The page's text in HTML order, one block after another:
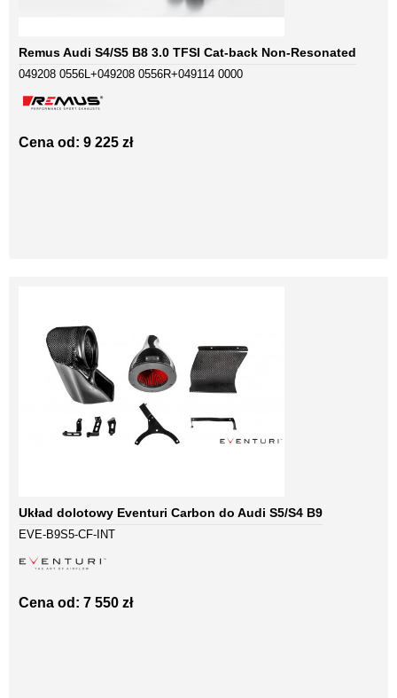
Remus Audi S4/S5 B8 3.0 TFSI Cat-back Non-Resonated
049208 0556L+049208 0556R+049114 0000
Cena od: 9 225 zł
Układ dolotowy Eventuri Carbon do Audi S5/S4 B9
EVE-B9S5-CF-INT
Cena od: 7 550 zł